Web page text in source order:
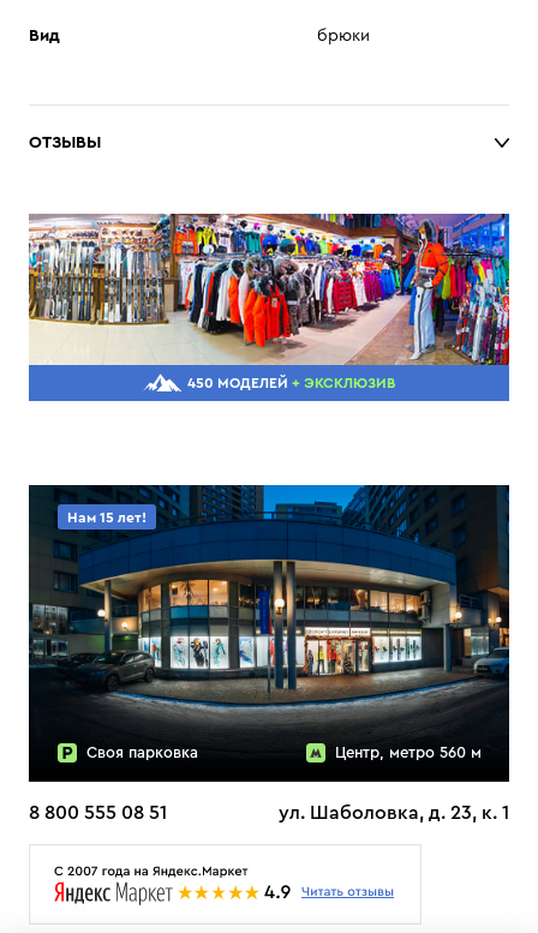
Вид брюки
ОТЗЫВЫ
450 МОДЕЛЕЙ + ЭКСКЛЮЗИВ
Нам 15 лет!
Своя парковка Центр, метро 560 м
8 800 555 08 51 ул. Шаболовка, д. 23, к. 1